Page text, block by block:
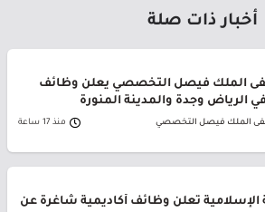
أخبار ذات صلة
الملك فيصل التخصصي يعلن وظائف
الرياض وجدة والمدينة المنورة
الملك فيصل التخصصي منذ 17 ساعة
الإسلامية تعلن وظائف أكاديمية شاغرة عن